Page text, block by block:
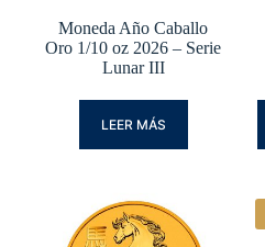
Moneda Año Caballo
Oro 1/10 oz 2026 – Serie
Lunar III
LEER MÁS